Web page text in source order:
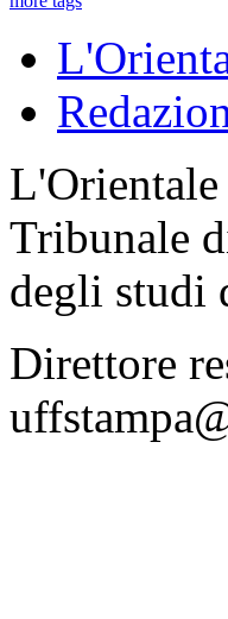
L'Orientale
Tribunale
degli studi
Direttore